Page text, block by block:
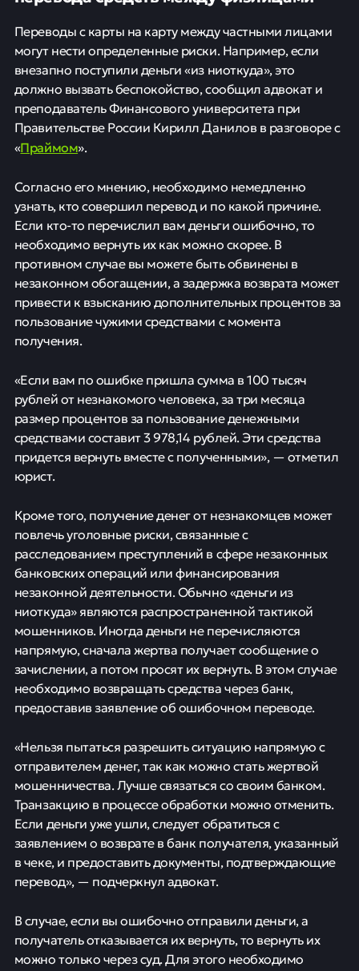
Переводы с карты на карту между частными лицами
могут нести определенные риски. Например, если
внезапно поступили деньги «из ниоткуда», это
должно вызвать беспокойство, сообщил адвокат и
преподаватель Финансового университета при
Правительстве России Кирилл Данилов в разговоре с
«Праймом».
Согласно его мнению, необходимо немедленно
узнать, кто совершил перевод и по какой причине.
Если кто-то перечислил вам деньги ошибочно, то
необходимо вернуть их как можно скорее. В
противном случае вы можете быть обвинены в
незаконном обогащении, а задержка возврата может
привести к взысканию дополнительных процентов за
пользование чужими средствами с момента
получения.
«Если вам по ошибке пришла сумма в 100 тысяч
рублей от незнакомого человека, за три месяца
размер процентов за пользование денежными
средствами составит 3 978,14 рублей. Эти средства
придется вернуть вместе с полученными», — отметил
юрист.
Кроме того, получение денег от незнакомцев может
повлечь уголовные риски, связанные с
расследованием преступлений в сфере незаконных
банковских операций или финансирования
незаконной деятельности. Обычно «деньги из
ниоткуда» являются распространенной тактикой
мошенников. Иногда деньги не перечисляются
напрямую, сначала жертва получает сообщение о
зачислении, а потом просят их вернуть. В этом случае
необходимо возвращать средства через банк,
предоставив заявление об ошибочном переводе.
«Нельзя пытаться разрешить ситуацию напрямую с
отправителем денег, так как можно стать жертвой
мошенничества. Лучше связаться со своим банком.
Транзакцию в процессе обработки можно отменить.
Если деньги уже ушли, следует обратиться с
заявлением о возврате в банк получателя, указанный
в чеке, и предоставить документы, подтверждающие
перевод», — подчеркнул адвокат.
В случае, если вы ошибочно отправили деньги, а
получатель отказывается их вернуть, то вернуть их
можно только через суд. Для этого необходимо